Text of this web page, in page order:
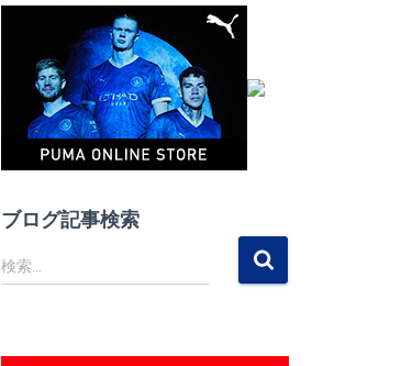
ブログ記事検索
検
索
検索…